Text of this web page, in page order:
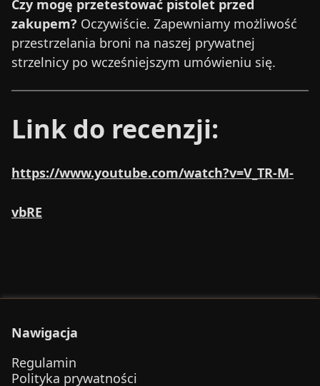
Czy mogę przetestować pistolet przed
zakupem? Oczywiście. Zapewniamy możliwość
przestrzelania broni na naszej prywatnej
strzelnicy po wcześniejszym umówieniu się.
Link do recenzji:
https://www.youtube.com/watch?v=V_TR-M-
vbRE
Nawigacja
Regulamin
Polityka prywatności